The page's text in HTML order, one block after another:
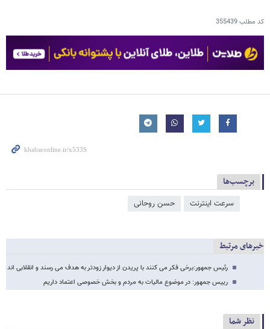
کد مطلب355439
برچسب‌ها
سرعت اینترنت حسن روحانی
خبرهای مرتبط
رئیس جمهور:برخی فکر می کنند با پریدن از دیوار زودتر به هدف می رسند و انقلابی اند
رییس جمهور: در موضوع مالیات به مردم و بخش خصوصی اعتماد داریم
نظر شما